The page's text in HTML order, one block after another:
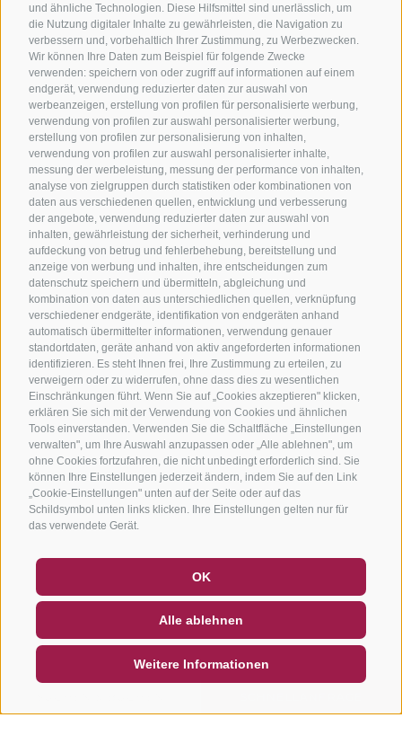
und ähnliche Technologien. Diese Hilfsmittel sind unerlässlich, um
die Nutzung digitaler Inhalte zu gewährleisten, die Navigation zu
verbessern und, vorbehaltlich Ihrer Zustimmung, zu Werbezwecken.
Wir können Ihre Daten zum Beispiel für folgende Zwecke
verwenden: speichern von oder zugriff auf informationen auf einem
endgerät, verwendung reduzierter daten zur auswahl von
werbeanzeigen, erstellung von profilen für personalisierte werbung,
verwendung von profilen zur auswahl personalisierter werbung,
erstellung von profilen zur personalisierung von inhalten,
verwendung von profilen zur auswahl personalisierter inhalte,
messung der werbeleistung, messung der performance von inhalten,
analyse von zielgruppen durch statistiken oder kombinationen von
daten aus verschiedenen quellen, entwicklung und verbesserung
der angebote, verwendung reduzierter daten zur auswahl von
inhalten, gewährleistung der sicherheit, verhinderung und
aufdeckung von betrug und fehlerbehebung, bereitstellung und
anzeige von werbung und inhalten, ihre entscheidungen zum
datenschutz speichern und übermitteln, abgleichung und
kombination von daten aus unterschiedlichen quellen, verknüpfung
verschiedener endgeräte, identifikation von endgeräten anhand
automatisch übermittelter informationen, verwendung genauer
standortdaten, geräte anhand von aktiv angeforderten informationen
identifizieren. Es steht Ihnen frei, Ihre Zustimmung zu erteilen, zu
verweigern oder zu widerrufen, ohne dass dies zu wesentlichen
Einschränkungen führt. Wenn Sie auf „Cookies akzeptieren" klicken,
erklären Sie sich mit der Verwendung von Cookies und ähnlichen
Tools einverstanden. Verwenden Sie die Schaltfläche „Einstellungen
verwalten", um Ihre Auswahl anzupassen oder „Alle ablehnen", um
ohne Cookies fortzufahren, die nicht unbedingt erforderlich sind. Sie
können Ihre Einstellungen jederzeit ändern, indem Sie auf den Link
„Cookie-Einstellungen" unten auf der Seite oder auf das
Schildsymbol unten links klicken. Ihre Einstellungen gelten nur für
das verwendete Gerät.
OK
Alle ablehnen
Weitere Informationen
NEWSLETTER
SOCIAL WALL WETTER